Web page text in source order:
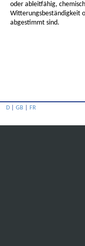
oder ableitfähig,
Witterungsbeständigkeit
abgestimmt sind.
D GB FR